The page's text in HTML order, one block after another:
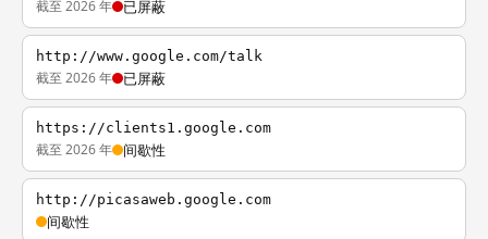
截至 2026 年 已屏蔽
http://www.google.com/talk
截至 2026 年 已屏蔽
https://clients1.google.com
截至 2026 年 间歇性
http://picasaweb.google.com
间歇性